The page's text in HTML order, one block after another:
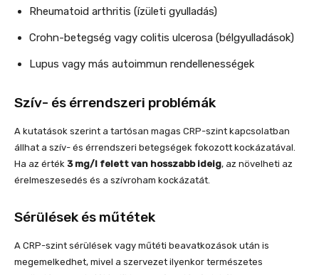
Rheumatoid arthritis (ízületi gyulladás)
Crohn-betegség vagy colitis ulcerosa (bélgyulladások)
Lupus vagy más autoimmun rendellenességek
Szív- és érrendszeri problémák
A kutatások szerint a tartósan magas CRP-szint kapcsolatban
állhat a szív- és érrendszeri betegségek fokozott kockázatával.
Ha az érték 3 mg/l felett van hosszabb ideig, az növelheti az
érelmeszesedés és a szívroham kockázatát.
Sérülések és műtétek
A CRP-szint sérülések vagy műtéti beavatkozások után is
megemelkedhet, mivel a szervezet ilyenkor természetes